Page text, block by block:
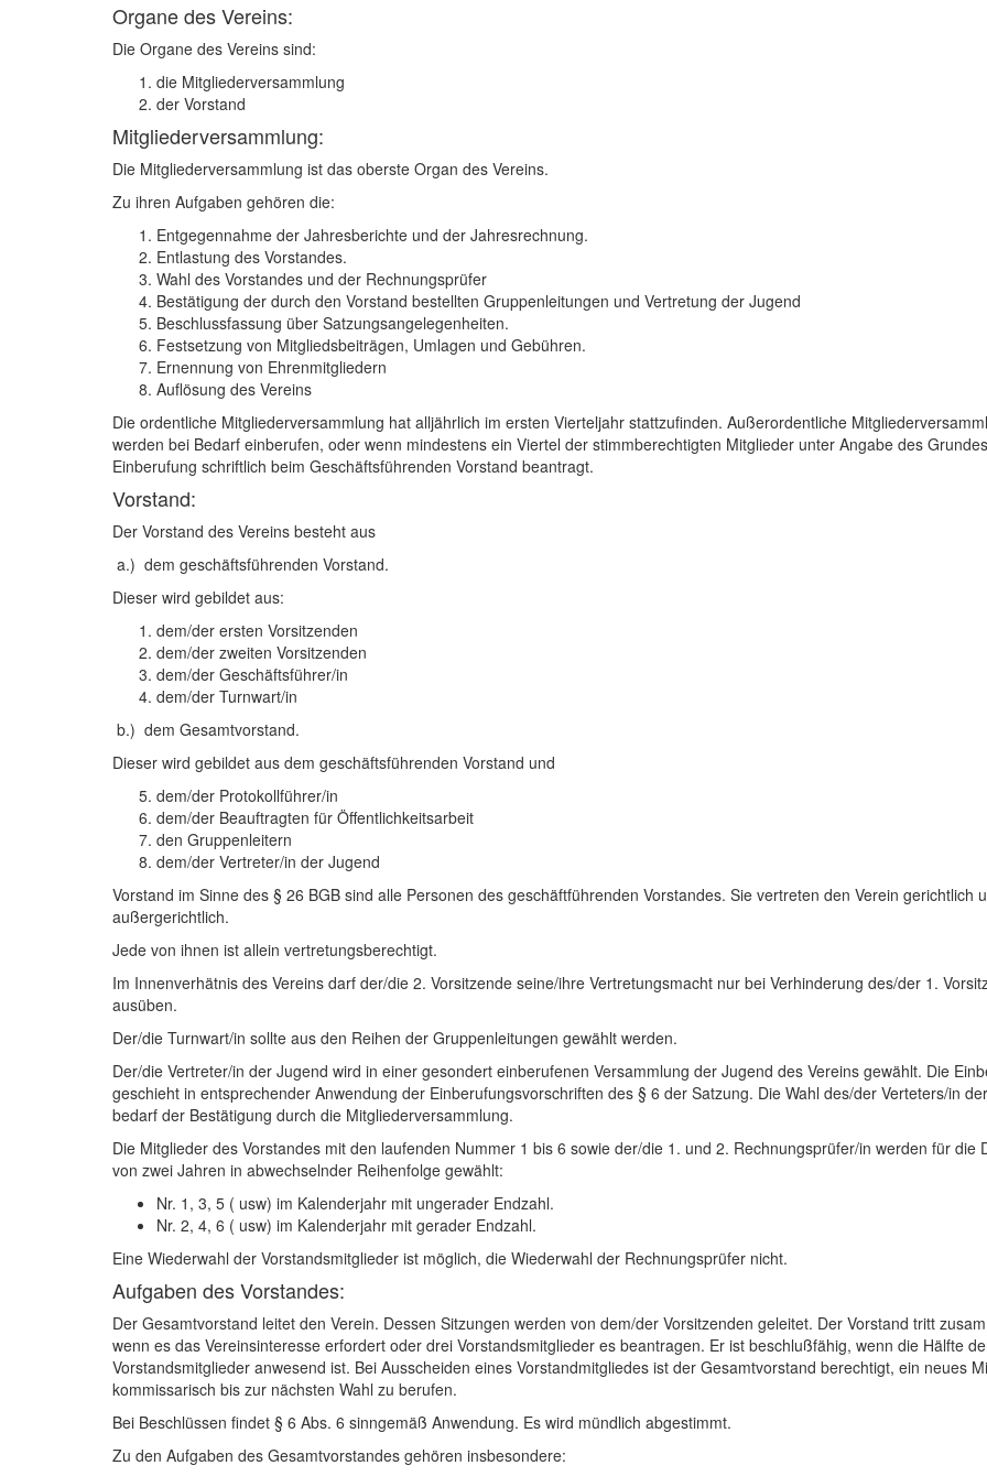
Organe des Vereins:
Die Organe des Vereins sind:
die Mitgliederversammlung
der Vorstand
Mitgliederversammlung:
Die Mitgliederversammlung ist das oberste Organ des Vereins.
Zu ihren Aufgaben gehören die:
Entgegennahme der Jahresberichte und der Jahresrechnung.
Entlastung des Vorstandes.
Wahl des Vorstandes und der Rechnungsprüfer
Bestätigung der durch den Vorstand bestellten Gruppenleitungen und Vertretung der Jugend
Beschlussfassung über Satzungsangelegenheiten.
Festsetzung von Mitgliedsbeiträgen, Umlagen und Gebühren.
Ernennung von Ehrenmitgliedern
Auflösung des Vereins
Die ordentliche Mitgliederversammlung hat alljährlich im ersten Vierteljahr stattzufinden. Außerordentliche
werden bei Bedarf einberufen, oder wenn mindestens ein Viertel der stimmberechtigten Mitglieder unter Angabe des
Einberufung schriftlich beim Geschäftsführenden Vorstand beantragt.
Vorstand:
Der Vorstand des Vereins besteht aus
a.) dem geschäftsführenden Vorstand.
Dieser wird gebildet aus:
dem/der ersten Vorsitzenden
dem/der zweiten Vorsitzenden
dem/der Geschäftsführer/in
dem/der Turnwart/in
b.) dem Gesamtvorstand.
Dieser wird gebildet aus dem geschäftsführenden Vorstand und
dem/der Protokollführer/in
dem/der Beauftragten für Öffentlichkeitsarbeit
den Gruppenleitern
dem/der Vertreter/in der Jugend
Vorstand im Sinne des § 26 BGB sind alle Personen des geschäftführenden Vorstandes. Sie vertreten den Verein gerichtlich
außergerichtlich.
Jede von ihnen ist allein vertretungsberechtigt.
Im Innenverhätnis des Vereins darf der/die 2. Vorsitzende seine/ihre Vertretungsmacht nur bei Verhinderung des/der 1.
ausüben.
Der/die Turnwart/in sollte aus den Reihen der Gruppenleitungen gewählt werden.
Der/die Vertreter/in der Jugend wird in einer gesondert einberufenen Versammlung der Jugend des Vereins gewählt. Die
geschieht in entsprechender Anwendung der Einberufungsvorschriften des § 6 der Satzung. Die Wahl des/der Verteters/in
bedarf der Bestätigung durch die Mitgliederversammlung.
Die Mitglieder des Vorstandes mit den laufenden Nummer 1 bis 6 sowie der/die 1. und 2. Rechnungsprüfer/in werden für die
von zwei Jahren in abwechselnder Reihenfolge gewählt:
Nr. 1, 3, 5 ( usw) im Kalenderjahr mit ungerader Endzahl.
Nr. 2, 4, 6 ( usw) im Kalenderjahr mit gerader Endzahl.
Eine Wiederwahl der Vorstandsmitglieder ist möglich, die Wiederwahl der Rechnungsprüfer nicht.
Aufgaben des Vorstandes:
Der Gesamtvorstand leitet den Verein. Dessen Sitzungen werden von dem/der Vorsitzenden geleitet. Der Vorstand tritt
wenn es das Vereinsinteresse erfordert oder drei Vorstandsmitglieder es beantragen. Er ist beschlußfähig, wenn die Hälfte
Vorstandsmitglieder anwesend ist. Bei Ausscheiden eines Vorstandmitgliedes ist der Gesamtvorstand berechtigt, ein neues
kommissarisch bis zur nächsten Wahl zu berufen.
Bei Beschlüssen findet § 6 Abs. 6 sinngemäß Anwendung. Es wird mündlich abgestimmt.
Zu den Aufgaben des Gesamtvorstandes gehören insbesondere: